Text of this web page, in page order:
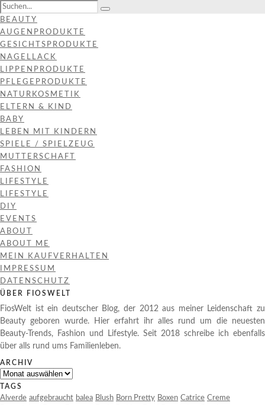
BEAUTY
AUGENPRODUKTE
GESICHTSPRODUKTE
NAGELLACK
LIPPENPRODUKTE
PFLEGEPRODUKTE
NATURKOSMETIK
ELTERN & KIND
BABY
LEBEN MIT KINDERN
SPIELE / SPIELZEUG
MUTTERSCHAFT
FASHION
LIFESTYLE
LIFESTYLE
DIY
EVENTS
ABOUT
ABOUT ME
MEIN KAUFVERHALTEN
IMPRESSUM
DATENSCHUTZ
ÜBER FIOSWELT
FiosWelt ist ein deutscher Blog, der 2012 aus meiner Leidenschaft zu
Beauty geboren wurde. Hier erfahrt ihr alles rund um die neuesten
Beauty-Trends, Fashion und Lifestyle. Seit 2018 schreibe ich ebenfalls
über alls rund ums Familienleben.
ARCHIV
Archiv
TAGS
Alverde aufgebraucht balea Blush Born Pretty Boxen Catrice Creme